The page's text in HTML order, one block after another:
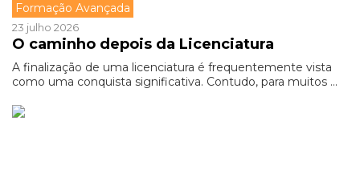
Formação Avançada
23 julho 2026
O caminho depois da Licenciatura
A finalização de uma licenciatura é frequentemente vista
como uma conquista significativa. Contudo, para muitos ...